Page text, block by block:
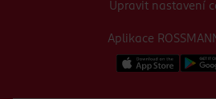
Aplikace
Upravit nastavení